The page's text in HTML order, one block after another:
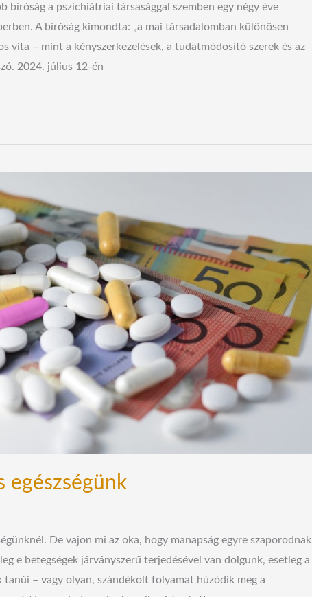
bíróság a pszichiátriai társasággal szemben egy négy éve
A bíróság kimondta: „a mai társadalomban különösen
vita – mint a kényszerkezelések, a tudatmódosító szerek és az
2024. július 12-én
egészségünk
De vajon mi az oka, hogy manapság egyre szaporodnak
e betegségek járványszerű terjedésével van dolgunk, esetleg a
– vagy olyan, szándékolt folyamat húzódik meg a